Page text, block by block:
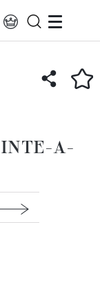
Pitre
A-